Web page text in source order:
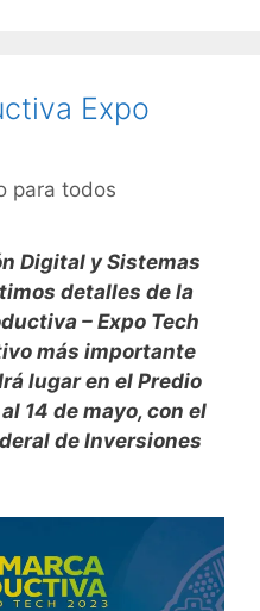
Expo
para todos
Digital y Sistemas
detalles de la
– Expo Tech
más importante
lugar en el Predio
14 de mayo, con el
de Inversiones